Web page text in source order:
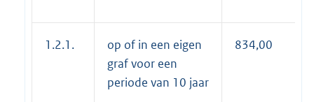
1.2.1.
op of in een eigen
graf voor een
periode van 10 jaar
834,00